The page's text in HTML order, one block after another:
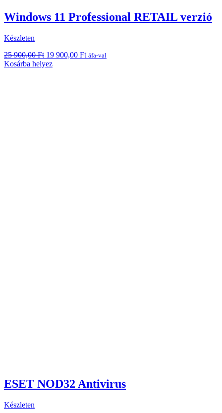
Windows 11 Professional RETAIL verzió
Készleten
25 900,00Ft Original
price
19 900,00 FtCurrent
áfa-val
Kosárba helyez
ESET NOD32 Antivirus
Készleten